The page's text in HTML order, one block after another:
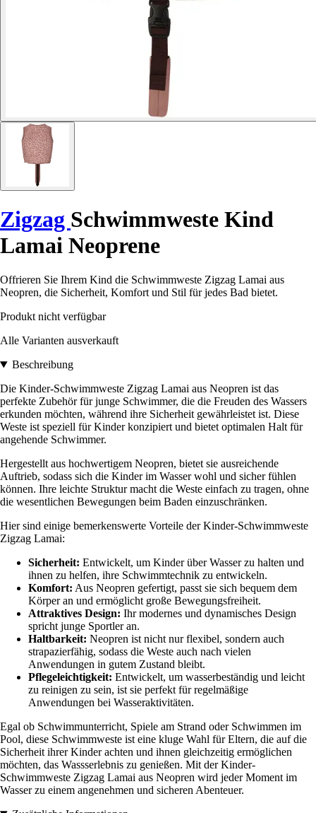
Zigzag Schwimmweste Kind
Lamai Neoprene
Offrieren Sie Ihrem Kind die Schwimmweste Zigzag Lamai aus
Neopren, die Sicherheit, Komfort und Stil für jedes Bad bietet.
Produkt nicht verfügbar
Alle Varianten ausverkauft
Beschreibung
Die Kinder-Schwimmweste Zigzag Lamai aus Neopren ist das
perfekte Zubehör für junge Schwimmer, die die Freuden des Wassers
erkunden möchten, während ihre Sicherheit gewährleistet ist. Diese
Weste ist speziell für Kinder konzipiert und bietet optimalen Halt für
angehende Schwimmer.
Hergestellt aus hochwertigem Neopren, bietet sie ausreichende
Auftrieb, sodass sich die Kinder im Wasser wohl und sicher fühlen
können. Ihre leichte Struktur macht die Weste einfach zu tragen, ohne
die wesentlichen Bewegungen beim Baden einzuschränken.
Hier sind einige bemerkenswerte Vorteile der Kinder-Schwimmweste
Zigzag Lamai:
Sicherheit: Entwickelt, um Kinder über Wasser zu halten und
ihnen zu helfen, ihre Schwimmtechnik zu entwickeln.
Komfort: Aus Neopren gefertigt, passt sie sich bequem dem
Körper an und ermöglicht große Bewegungsfreiheit.
Attraktives Design: Ihr modernes und dynamisches Design
spricht junge Sportler an.
Haltbarkeit: Neopren ist nicht nur flexibel, sondern auch
strapazierfähig, sodass die Weste auch nach vielen
Anwendungen in gutem Zustand bleibt.
Pflegeleichtigkeit: Entwickelt, um wasserbeständig und leicht
zu reinigen zu sein, ist sie perfekt für regelmäßige
Anwendungen bei Wasseraktivitäten.
Egal ob Schwimmunterricht, Spiele am Strand oder Schwimmen im
Pool, diese Schwimmweste ist eine kluge Wahl für Eltern, die auf die
Sicherheit ihrer Kinder achten und ihnen gleichzeitig ermöglichen
möchten, das Wassserlebnis zu genießen. Mit der Kinder-
Schwimmweste Zigzag Lamai aus Neopren wird jeder Moment im
Wasser zu einem angenehmen und sicheren Abenteuer.